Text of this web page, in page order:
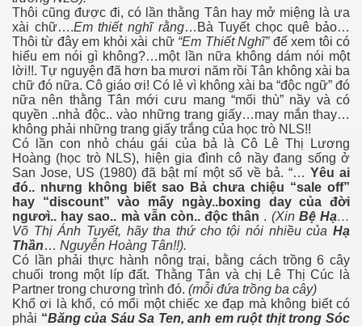
Thôi cũng được đi, có lần thằng Tân hay mở miệng là ưa
xài chữ….Em thiết nghĩ rằng…Bà Tuyết chọc quê bảo…
Thôi từ đây em khỏi xài chữ “Em Thiết Nghĩ”để xem tôi có
hiểu em nói gì không?…một lần nữa không dám nói một
lời!!. Tự nguyện đã hơn ba mươi năm rồi Tân không xài ba
chữ đó nữa. Cô giáo ơi! Có lẻ vì không xài ba “độc ngữ” đó
nữa nên thằng Tân mới cưu mang “mối thù” nầy và có
quyền ..nhả độc.. vào những trang giấy…may mắn thay…
không phải những trang giấy trắng của học trò NLS!!
Có lần con nhỏ cháu gái của bả là Cô Lê Thị Lương
Hoàng (học trò NLS), hiện gia đình cô nầy đang sống ở
San Jose, US (1980) đã bật mí một số về bả. “… Yêu ai
đó.. nhưng không biết sao Bả chưa chiệu “sale off”
hay “discount” vào mấy ngày..boxing day của đời
ngươì.. hay sao.. mà vẫn còn.. độc thân . (Xin Bệ Hạ…
Võ Thị Ánh Tuyết, hãy tha thứ cho tội nói nhiều của Hạ
Thần… Nguyễn Hoàng Tân!!).
Có lần phải thực hành nông trại, bằng cách trồng 6 cây
chuối trong một líp đất. Thằng Tân và chị Lê Thị Cúc là
Partner trong chương trình đó. (mỗi đứa trồng ba cây)
Khổ ơi là khổ, có mổi một chiếc xe đạp mà không biết có
phải “Băng của Sáu Sa Ten, anh em ruột thịt trong Sóc